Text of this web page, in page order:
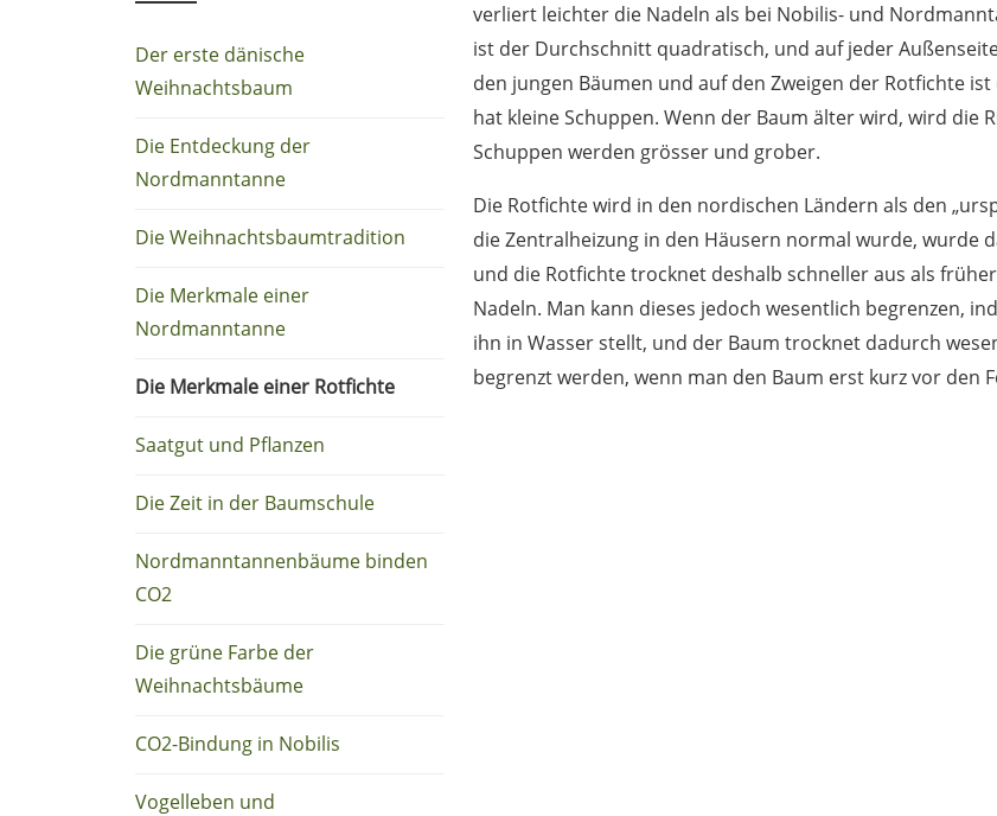
Der erste dänische
Weihnachtsbaum
Die Entdeckung der
Nordmanntanne
Die Weihnachtsbaumtradition
Die Merkmale einer
Nordmanntanne
Die Merkmale einer Rotfichte
Saatgut und Pflanzen
Die Zeit in der Baumschule
Nordmanntannenbäume binden
CO2
Die grüne Farbe der
Weihnachtsbäume
CO2-Bindung in Nobilis
Vogelleben und
verliert leichter die Nadeln als bei Nobilis- und
ist der Durchschnitt quadratisch, und auf jeder
den jungen Bäumen und auf den Zweigen der Rotfichte
hat kleine Schuppen. Wenn der Baum älter wird, wird die
Schuppen werden grösser und grober.
Die Rotfichte wird in den nordischen Ländern als den
die Zentralheizung in den Häusern normal wurde, wurde
und die Rotfichte trocknet deshalb schneller aus als
Nadeln. Man kann dieses jedoch wesentlich begrenzen,
ihn in Wasser stellt, und der Baum trocknet dadurch
begrenzt werden, wenn man den Baum erst kurz vor den